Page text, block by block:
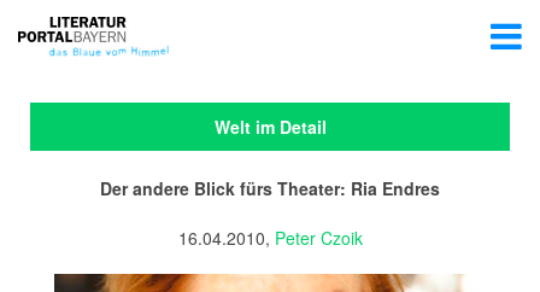
Welt im Detail
Der andere Blick fürs Theater: Ria Endres
16.04.2010, Peter Czoik